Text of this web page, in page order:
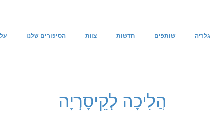
הסיפורים שלנו צוות חדשות שותפים גלריה
הֲלִיכָה לְקֵיסָרְיָה